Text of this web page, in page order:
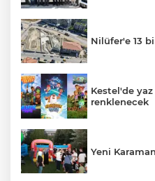
Nilüfer'e 13
Kestel'de
renklenecek
Yeni